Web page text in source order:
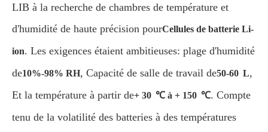
LIB à la recherche de chambres de température et
d'humidité de haute précision pourCellules de batterie Li-
ion. Les exigences étaient ambitieuses: plage d'humidité
de10%-98% RH, Capacité de salle de travail de50-60 L,
Et la température à partir de+ 30 ℃ à + 150 ℃. Compte
tenu de la volatilité des batteries à des températures